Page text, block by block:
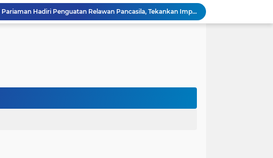
Wali Kota Pariaman Hadiri Penguatan Relawan Pancasila, Tekankan Implementasi Nilai Pancasila dalam Pelayanan Publik
Wali Kota Pariaman Bagikan Bibit Ikan Koi kepada Siswa SD untuk Edukasi Perikanan
Pengurus PWI Pariaman 2026–2029 Dilantik, Pemkot Tekankan Sinergi dan Profesionalisme Pers